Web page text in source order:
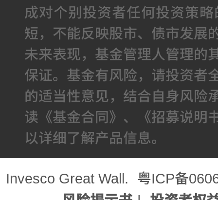
成对个别投资者任何投资策
短，不能反映股市、债市发展
未来表现，基金管理人管理的
保证。基金有风险，请投资者
的适当性意见，结合自身风险
读《基金合同》、《招募说明
以详细了解产品信息。
Invesco Great Wall.
粤ICP备